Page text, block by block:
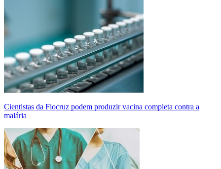
Cientistas da Fiocruz podem produzir vacina completa contra a
malária